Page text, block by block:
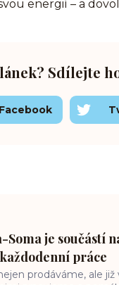
energií – a
Sdílejte
Facebook
Soma je součástí
každodenní práce
prodáváme, ale již